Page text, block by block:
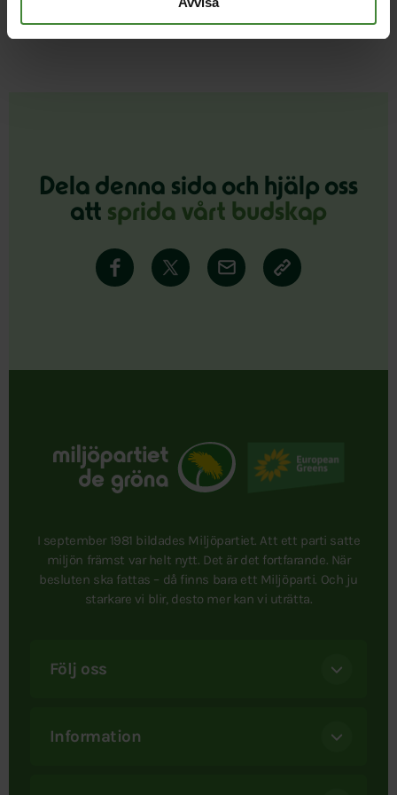
Dela denna sida och hjälp oss
att sprida vårt budskap
I september 1981 bildades Miljöpartiet. Att ett parti satte
miljön främst var helt nytt. Det är det fortfarande. När
besluten ska fattas – då finns bara ett Miljöparti. Och ju
starkare vi blir, desto mer kan vi uträtta.
Följ oss
Information